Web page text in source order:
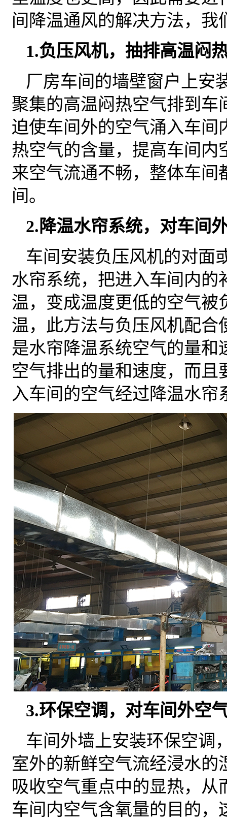
间降温通风的解决方法，我
1.负压风机，抽排高温闷
厂房车间的墙壁窗户上安
聚集的高温闷热空气排到
迫使车间外的空气涌入车
热空气的含量，提高车间
来空气流通不畅，整体车
间。
2.降温水帘系统，对车间
车间安装负压风机的对面
水帘系统，把进入车间内
温，变成温度更低的空气
温，此方法与负压风机配
是水帘降温系统空气的量
空气排出的量和速度，而
入车间的空气经过降温水帘
3.环保空调，对车间外空
车间外墙上安装环保空调
室外的新鲜空气流经浸水
吸收空气重点中的显热，
车间内空气含氧量的目的